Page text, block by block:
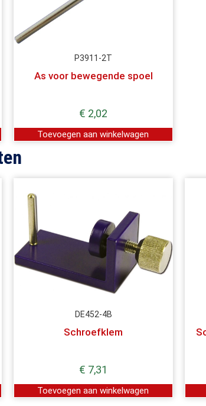
P3911-2T
As voor bewegende spoel
€ 2,02
Toevoegen aan winkelwagen
DE452-4B
Schroefklem
€ 7,31
Toevoegen aan winkelwagen